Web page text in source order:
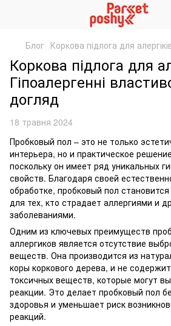
Блог Коркова підлога для
Коркова підлога для
Гіпоалергенні
догляд
18 травня 2024
Пробковый пол – это не только
интерьера, но и практическое
поскольку он имеет ряд уникальных
свойств. Благодаря своей
обработке, пробковый пол
для тех, кто страдает аллергиями и
заболеваниями.
Одним из ключевых преимуществ
аллергиков является отсутствие
веществ. Она производится из
коры коркового дерева, и не
токсичных веществ, которые могут
реакции. Это делает пробковый пол
здоровья и уменьшает риск
реакций.